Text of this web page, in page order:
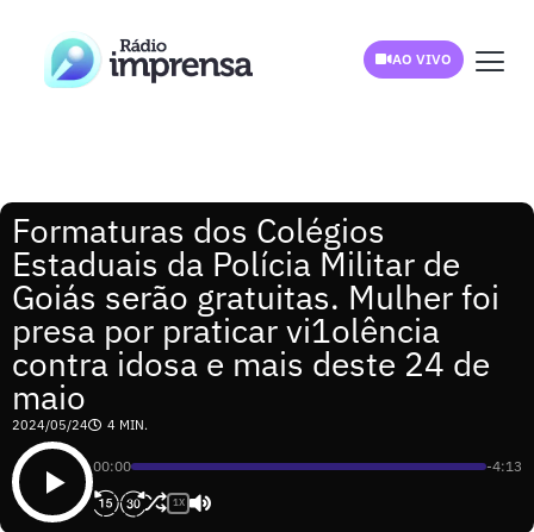
AO VIVO
Formaturas dos Colégios
Estaduais da Polícia Militar de
Goiás serão gratuitas. Mulher foi
presa por praticar vi1olência
contra idosa e mais deste 24 de
maio
2024/05/24 4 MIN.
00:00 -4:13
1X